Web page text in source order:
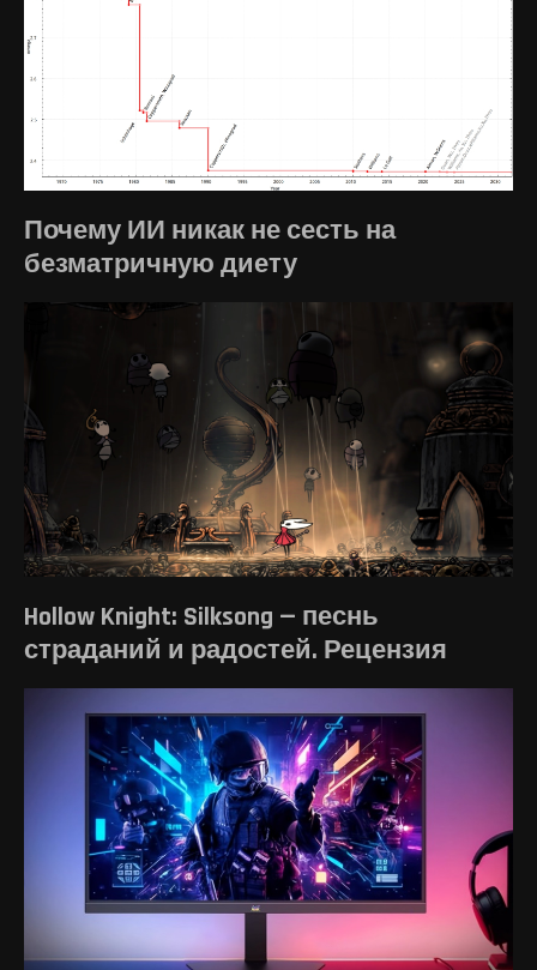
Почему ИИ никак не сесть на
безматричную диету
Hollow Knight: Silksong — песнь
страданий и радостей. Рецензия